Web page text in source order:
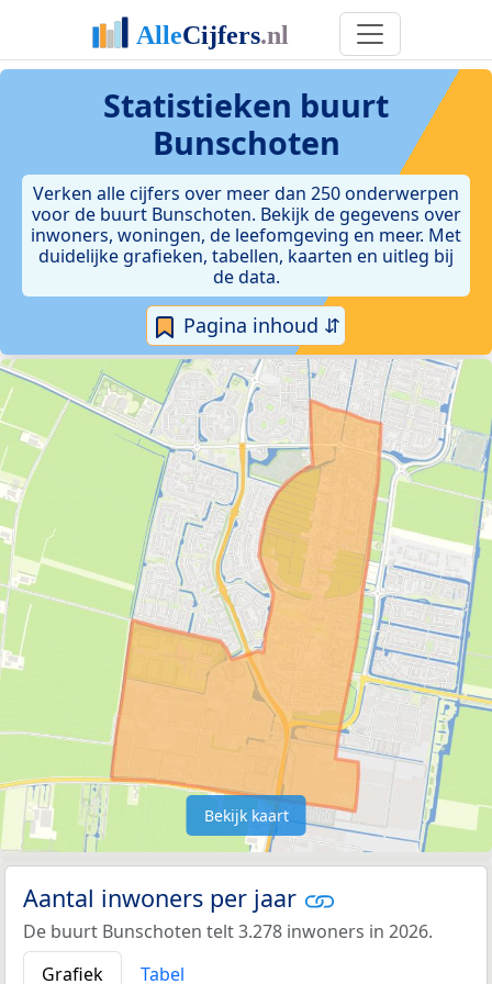
Statistieken buurt
Bunschoten
Verken alle cijfers over meer dan 250 onderwerpen
voor de buurt Bunschoten. Bekijk de gegevens over
inwoners, woningen, de leefomgeving en meer. Met
duidelijke grafieken, tabellen, kaarten en uitleg bij
de data.
Pagina inhoud ⇵
Bekijk kaart
Aantal inwoners per jaar
De buurt Bunschoten telt 3.278 inwoners in 2026.
Grafiek
Tabel